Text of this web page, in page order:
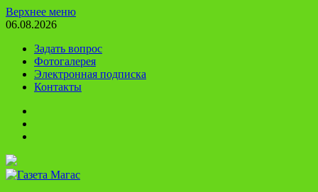
Перейти
к
Верхнее меню
06.08.2026
Задать вопрос
Фотогалерея
Электронная подписка
Контакты